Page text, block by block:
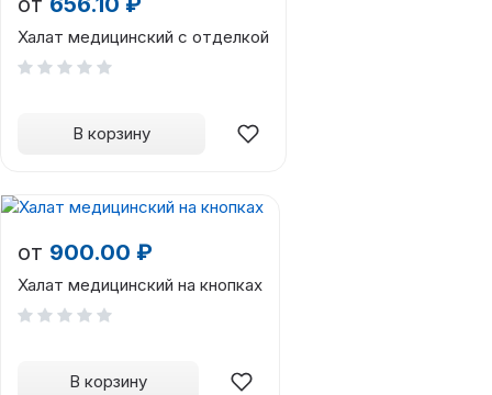
Халат медицинский с отделкой
В корзину
от 900.00 ₽
Халат медицинский на кнопках
В корзину